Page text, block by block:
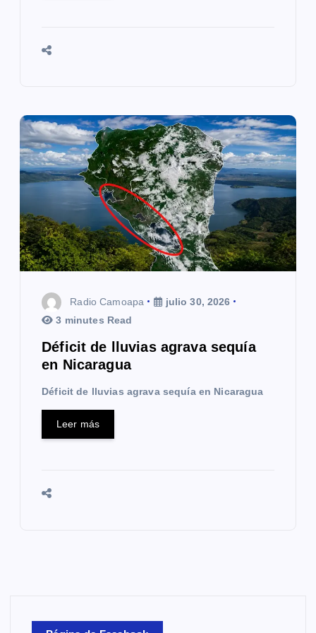
Radio Camoapa
julio 30, 2026
3 minutes Read
Déficit de lluvias agrava sequía
en Nicaragua
Déficit de lluvias agrava sequía en Nicaragua
Leer más